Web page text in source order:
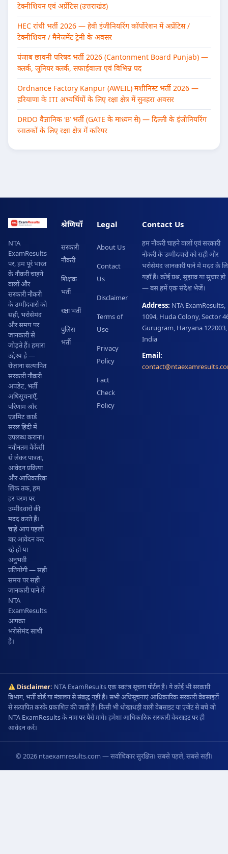
टेक्नीशियन एवं अप्रेंटिस (उत्तराखंड)
HEC रांची भर्ती 2026 — हेवी इंजीनियरिंग कॉर्पोरेशन में अप्रेंटिस /
टेक्नीशियन / मैनेजमेंट ट्रेनी के अवसर
पंजाब छावनी परिषद भर्ती 2026 (Cantonment Board Punjab) —
क्लर्क, जूनियर क्लर्क, सफाईवाला एवं विभिन्न पद
Ordnance Factory Kanpur (AWEIL) मशीनिस्ट भर्ती 2026 —
हरियाणा के ITI अभ्यर्थियों के लिए रक्षा क्षेत्र में सुनहरा अवसर
DRDO वैज्ञानिक ‘B’ भर्ती (GATE के माध्यम से) — दिल्ली के इंजीनियरिंग
स्नातकों के लिए रक्षा क्षेत्र में करियर
NTA
ExamResults
पर, हम पूरे भारत
के नौकरी चाहने
वालों और
सरकारी नौकरी
के उम्मीदवारों को
सही, भरोसेमंद
और समय पर
जानकारी से
जोड़ते हैं। हमारा
उद्देश्य है —
रोज़ाना सत्यापित
सरकारी नौकरी
अपडेट, भर्ती
अधिसूचनाएँ,
परिणाम और
एडमिट कार्ड
सरल हिंदी में
उपलब्ध कराना।
नवीनतम वैकेंसी
से लेकर पात्रता,
आवेदन प्रक्रिया
और आधिकारिक
लिंक तक, हम
हर चरण पर
उम्मीदवारों की
मदद करते हैं।
चाहे आप पहली
बार आवेदन कर
रहे हों या
अनुभवी
प्रतियोगी — सही
समय पर सही
जानकारी पाने में
NTA
ExamResults
आपका
भरोसेमंद साथी
है।
श्रेणियाँ
सरकारी
नौकरी
शिक्षक
भर्ती
रक्षा भर्ती
पुलिस
भर्ती
Legal
About Us
Contact
Us
Disclaimer
Terms of
Use
Privacy
Policy
Fact
Check
Policy
Contact Us
हम नौकरी चाहने वालों एवं सरकारी
नौकरी के उम्मीदवारों को सही और
भरोसेमंद जानकारी पाने में मदद के
यहाँ हैं। कोई प्रश्न, सुझाव या सुधार हो
— बस हमें एक संदेश भेजें।
Address: NTA ExamResults,
1094, Huda Colony, Sector
Gurugram, Haryana 122003,
India
Email:
Disclaimer: NTA ExamResults एक स्वतंत्र सूचना पोर्टल है। ये कोई भी सरकारी
विभाग, भर्ती बोर्ड या मंत्रालय से संबद्ध नहीं है। सभी अधिसूचनाएं आधिकारिक सरकारी वेबसाइटों
से सत्यापित करके प्रकाशित की जाती हैं। किसी भी धोखाधड़ी वाली वेबसाइट या एजेंट से बचे जो
NTA ExamResults के नाम पर पैसे मांगे। हमेशा आधिकारिक सरकारी वेबसाइट पर ही
आवेदन करें।
© 2026 ntaexamresults.com — सर्वाधिकार सुरक्षित। सबसे पहले, सबसे सही।